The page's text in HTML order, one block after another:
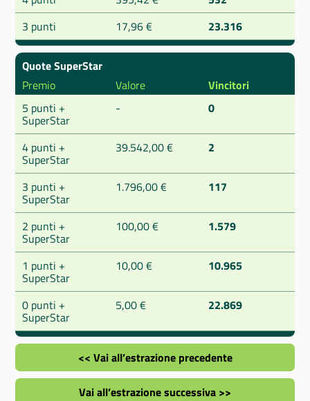
3 punti
17,96 € 23.316
Quote SuperStar
Premio
Valore
Vincitori
5 punti +
SuperStar
- 0
4 punti +
SuperStar
39.542,00 € 2
3 punti +
SuperStar
1.796,00 € 117
2 punti +
SuperStar
100,00 € 1.579
1 punti +
SuperStar
10,00 € 10.965
0 punti +
SuperStar
5,00 € 22.869
<< Vai all’estrazione precedente
Vai all’estrazione successiva >>